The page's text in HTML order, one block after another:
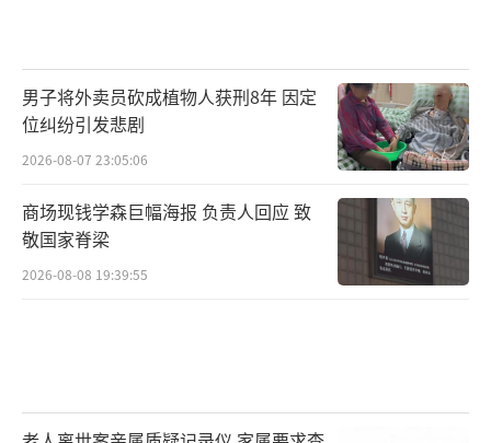
男子将外卖员砍成植物人获刑8年 因定
位纠纷引发悲剧
2026-08-07 23:05:06
商场现钱学森巨幅海报 负责人回应 致
敬国家脊梁
2026-08-08 19:39:55